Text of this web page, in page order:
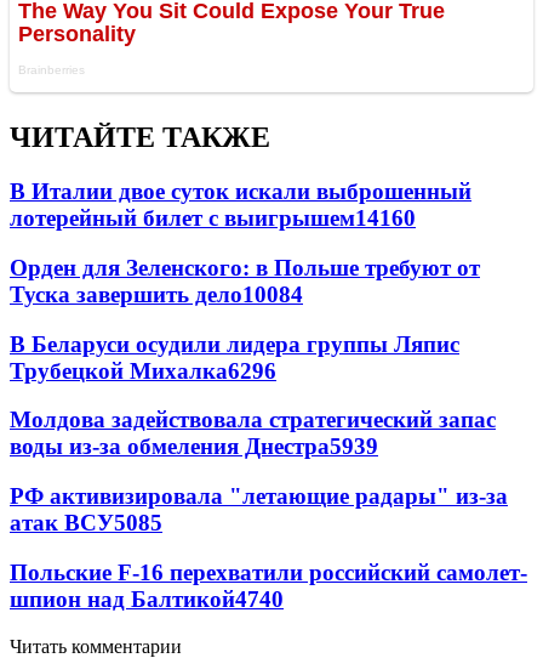
ЧИТАЙТЕ ТАКЖЕ
В Италии двое суток искали выброшенный
лотерейный билет с выигрышем14160
Орден для Зеленского: в Польше требуют от
Туска завершить дело10084
В Беларуси осудили лидера группы Ляпис
Трубецкой Михалка6296
Молдова задействовала стратегический запас
воды из-за обмеления Днестра5939
РФ активизировала "летающие радары" из-за
атак ВСУ5085
Польские F-16 перехватили российский самолет-
шпион над Балтикой4740
Читать комментарии